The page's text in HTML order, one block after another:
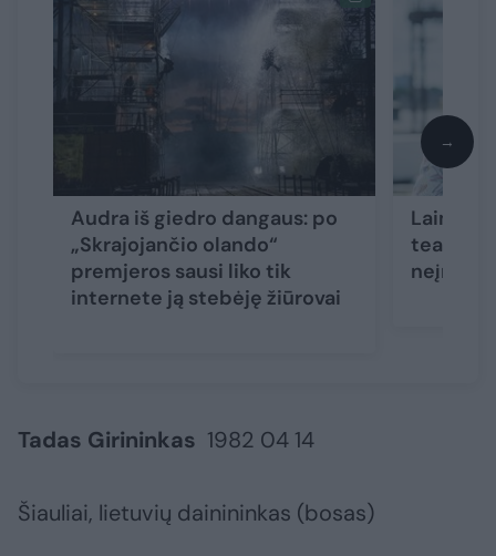
Audra iš giedro dangaus: po
„Skrajojančio olando“
premjeros sausi liko tik
internete ją stebėję žiūrovai
Laima
teatro
→
Tadas Girininkas 1982 04 14
Šiauliai, lietuvių dainininkas (bosas)